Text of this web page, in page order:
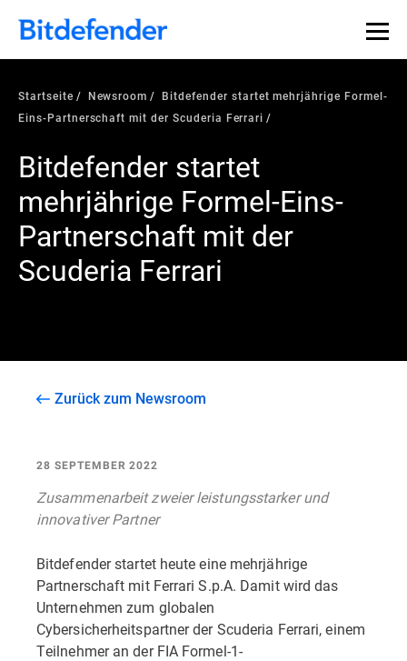
Startseite Newsroom
Bitdefender startet mehrjährige Formel-
Eins-Partnerschaft mit der Scuderia Ferrari
Bitdefender startet
mehrjährige Formel-Eins-
Partnerschaft mit der
Scuderia Ferrari
Zurück zum Newsroom
28 SEPTEMBER 2022
Zusammenarbeit zweier leistungsstarker und
innovativer Partner
Bitdefender startet heute eine mehrjährige
Partnerschaft mit Ferrari S.p.A. Damit wird das
Unternehmen zum globalen
Cybersicherheitspartner der Scuderia Ferrari, einem
Teilnehmer an der FIA Formel-1-